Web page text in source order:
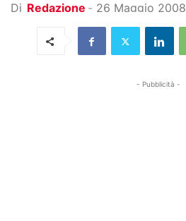
Di Redazione - 26 Maggio 2008
- Pubblicità -